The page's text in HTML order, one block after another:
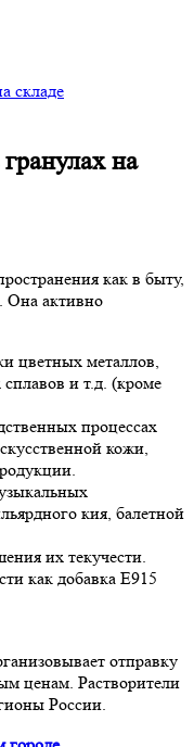
складе
на
как в быту,
Она активно
цветных металлов,
и т.д. (кроме
процессах
кожи,
кия, балетной
их текучести.
как добавка Е915
отправку
ценам. Растворители
России.